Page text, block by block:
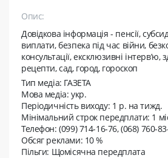
Опис:
Довідкова інформація - пенсії,
виплати, безпека під час війни,
консультації, ексклюзивні інтерв’ю,
рецепти, сад, город, гороскоп
Тип медіа: ГАЗЕТА
Мова медіа: укр.
Періодичність виходу: 1 р. на тижд.
Мінімальний строк передплати: 1
Телефон: (099) 714-16-76, (068) 760-
Обсяг реклами: 10 %
Пільги: Щомісячна передплата